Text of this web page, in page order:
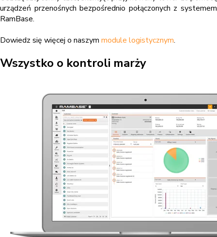
urządzeń przenośnych bezpośrednio połączonych z systemem
RamBase.
Dowiedz się więcej o naszym module logistycznym.
Wszystko o kontroli marży